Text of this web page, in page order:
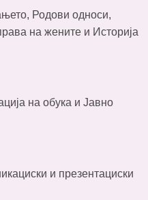
Родови односи,
на жените и Историја
на обука и Јавно
и презентациски